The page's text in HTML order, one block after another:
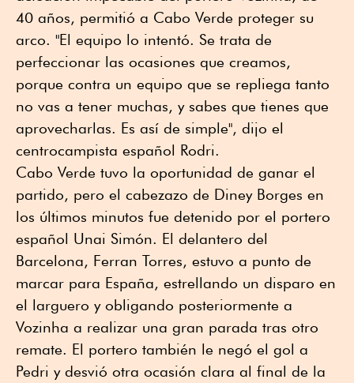
40 años, permitió a Cabo Verde proteger su
arco. "El equipo lo intentó. Se trata de
perfeccionar las ocasiones que creamos,
porque contra un equipo que se repliega tanto
no vas a tener muchas, y sabes que tienes que
aprovecharlas. Es así de simple", dijo el
centrocampista español Rodri.
Cabo Verde tuvo la oportunidad de ganar el
partido, pero el cabezazo de Diney Borges en
los últimos minutos fue detenido por el portero
español Unai Simón. El delantero del
Barcelona, Ferran Torres, estuvo a punto de
marcar para España, estrellando un disparo en
el larguero y obligando posteriormente a
Vozinha a realizar una gran parada tras otro
remate. El portero también le negó el gol a
Pedri y desvió otra ocasión clara al final de la